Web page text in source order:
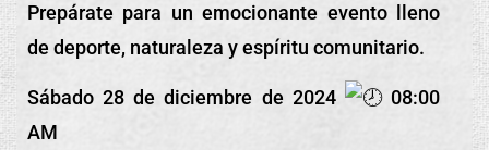
Prepárate para un emocionante evento lleno
de deporte, naturaleza y espíritu comunitario.
Sábado 28 de diciembre de 2024
08:00
AM